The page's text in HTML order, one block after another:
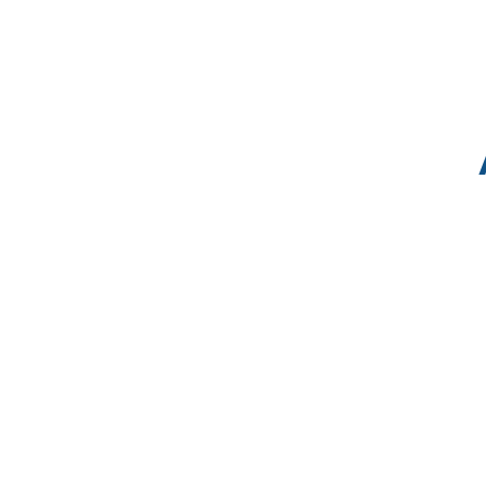
Профессиональная обработка помещения
перекрыть пути передвижения грызунов и снизить